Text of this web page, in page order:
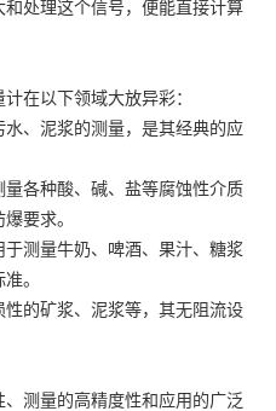
处理这个信号，便能直接计算
在以下领域大放异彩：
、泥浆的测量，是其经典的应
各种酸、碱、盐等腐蚀性介质
要求。
测量牛奶、啤酒、果汁、糖浆
。
的矿浆、泥浆等，其无阻流设
测量的高精度性和应用的广泛